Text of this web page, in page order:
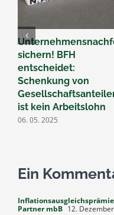
sichern! BFH
entscheidet:
Schenkung von
ist kein Arbeitslohn
06. 05. 2025
Ein
Partner mbB 12.